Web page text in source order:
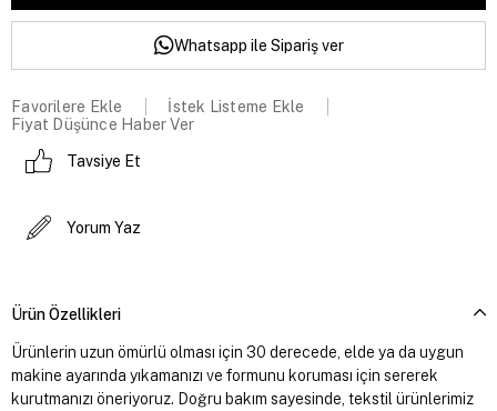
Whatsapp ile Sipariş ver
Favorilere Ekle
İstek Listeme Ekle
Fiyat Düşünce Haber Ver
Tavsiye Et
Yorum Yaz
Ürün Özellikleri
Ürünlerin uzun ömürlü olması için 30 derecede, elde ya da uygun
makine ayarında yıkamanızı ve formunu koruması için sererek
kurutmanızı öneriyoruz. Doğru bakım sayesinde, tekstil ürünlerimiz